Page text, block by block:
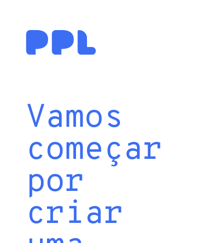
Vamos
começar
por
criar